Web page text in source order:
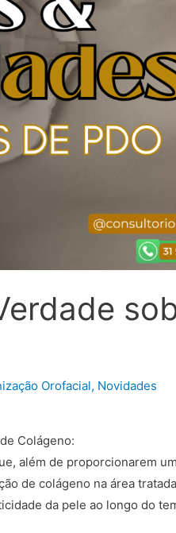
Orofacial, Novidades
Colágeno:
além de proporcionarem
de colágeno na área
da pele ao longo do